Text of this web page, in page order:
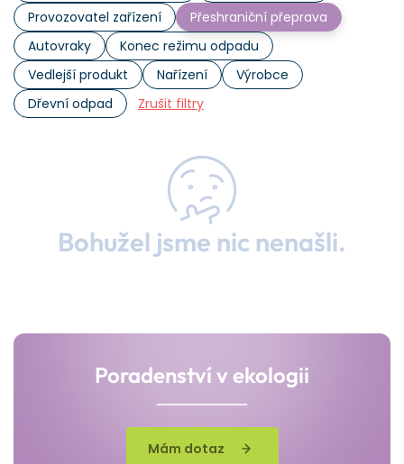
Provozovatel zařízení
Přeshraniční přeprava
Autovraky
Konec režimu odpadu
Vedlejší produkt
Nařízení
Výrobce
Dřevní odpad
Zrušit filtry
Bohužel jsme nic nenašli.
Poradenství v ekologii
Mám dotaz